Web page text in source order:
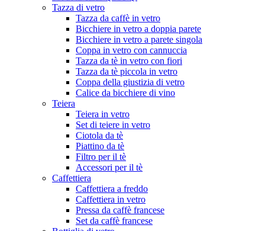
Tazza di vetro
Tazza da caffè in vetro
Bicchiere in vetro a doppia parete
Bicchiere in vetro a parete singola
Coppa in vetro con cannuccia
Tazza da tè in vetro con fiori
Tazza da tè piccola in vetro
Coppa della giustizia di vetro
Calice da bicchiere di vino
Teiera
Teiera in vetro
Set di teiere in vetro
Ciotola da tè
Piattino da tè
Filtro per il tè
Accessori per il tè
Caffettiera
Caffettiera a freddo
Caffettiera in vetro
Pressa da caffè francese
Set da caffè francese